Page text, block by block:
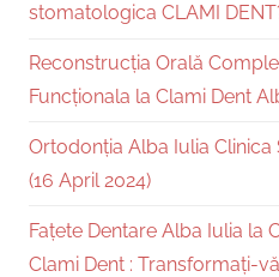
stomatologica CLAMI
Reconstrucția Orală
Funcționala la Clami Dent
Ortodonția Alba Iulia
(16 April 2024)
Fațete Dentare Alba Iulia la
Clami Dent : Transformați-